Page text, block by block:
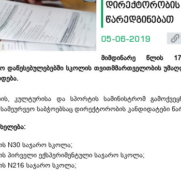
დირექტორობის
წარედგინებათ
05-06-2019
მიმდინარე წლის
დაწესებულებებში სკოლის თვითმმართველობის
კულტურისა და სპორტის სამინისტრომ
საბჭოებსაც დირექტორობის კანდიდატები
N30 საჯარო სკოლა;
პირველი ექსპერიმენტული საჯარო სკოლა;
N216 საჯარო სკოლა;